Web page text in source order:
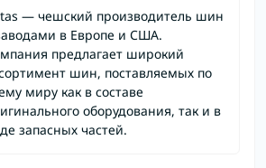
— чешский производитель шин
в Европе и США.
предлагает широкий
шин, поставляемых по
миру как в составе
оборудования, так и в
запасных частей.